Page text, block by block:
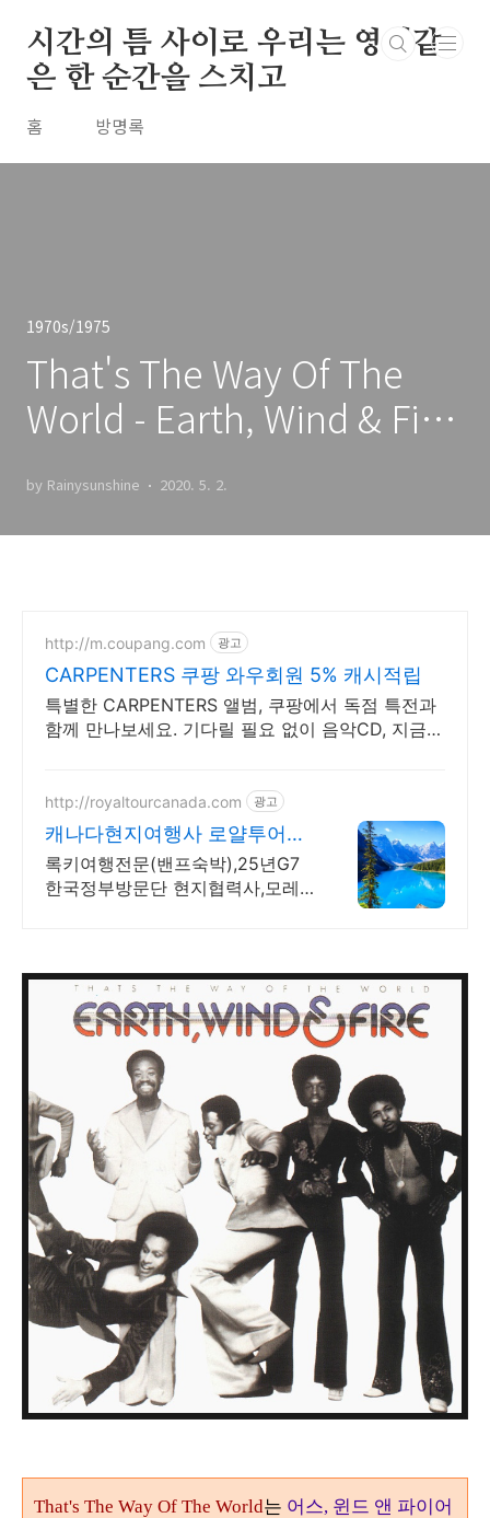
시간의 틈 사이로 우리는 영원같
은 한 순간을 스치고
홈 방명록
1970s/1975
That's The Way Of The
World - Earth, Wind & Fire
by Rainysunshine 2020. 5. 2.
http://m.coupang.com 광고
CARPENTERS 쿠팡 와우회원 5% 캐시적립
특별한 CARPENTERS 앨범, 쿠팡에서 독점 특전과
함께 만나보세요. 기다릴 필요 없이 음악CD, 지금
http://royaltourcanada.com 광고
캐나다현지여행사 로얄투어
25년 G7 한국정부 협력사
록키여행전문(밴프숙박),25년G7
한국정부방문단 현지협력사,모레
That's The Way Of The World는 어스, 윈드 앤 파이어